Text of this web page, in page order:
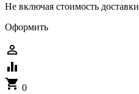
Не включая стоимость доставки
Оформить
person_outline
equalizer
shopping_cart 0